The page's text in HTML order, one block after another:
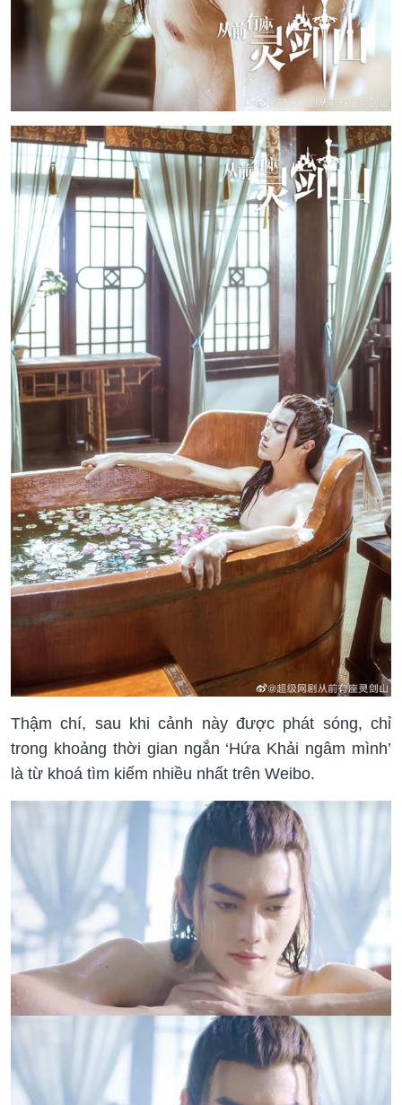
Thậm chí, sau khi cảnh này được phát sóng, chỉ
trong khoảng thời gian ngắn ‘Hứa Khải ngâm mình’
là từ khoá tìm kiếm nhiều nhất trên Weibo.